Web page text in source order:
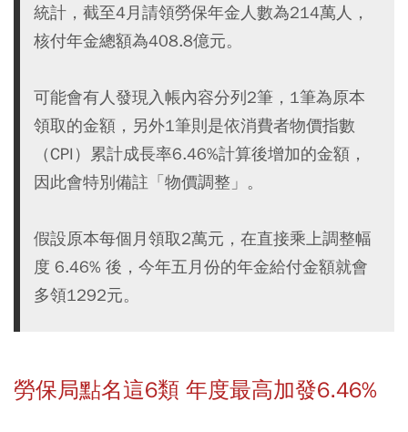
統計，截至4月請領勞保年金人數為214萬人，
核付年金總額為408.8億元。
可能會有人發現入帳內容分列2筆，1筆為原本
領取的金額，另外1筆則是依消費者物價指數
（CPI）累計成長率6.46%計算後增加的金額，
因此會特別備註「物價調整」。
假設原本每個月領取2萬元，在直接乘上調整幅
度 6.46% 後，今年五月份的年金給付金額就會
多領1292元。
勞保局點名這6類 年度最高加發6.46%